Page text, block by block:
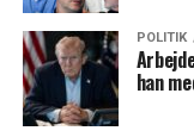
POLITIK
han